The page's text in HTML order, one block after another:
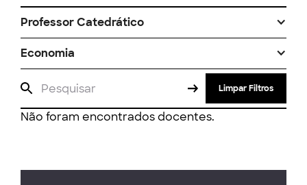
Professor Catedrático
Economia
Limpar Filtros
Não foram encontrados docentes.